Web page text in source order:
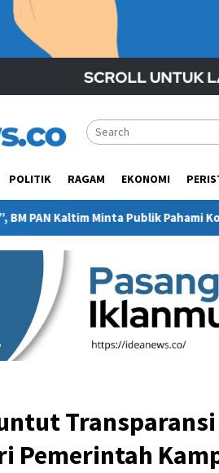
POLITIK RAGAM EKONOMI
Pahami Konteks Pidato Secara Utuh
Transparansi
Pemerintah